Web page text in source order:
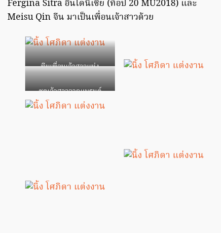
Fergina Sitra อินโดนีเซีย (ท็อป 20 MU2018) และ
Meisu Qin จีน มาเป็นเพื่อนเจ้าสาวด้วย
ทีมเพื่อนเจ้าสาวแห่ง
จักรวาล
ชุดเจ้าสาวจากแบรนด์
POEM